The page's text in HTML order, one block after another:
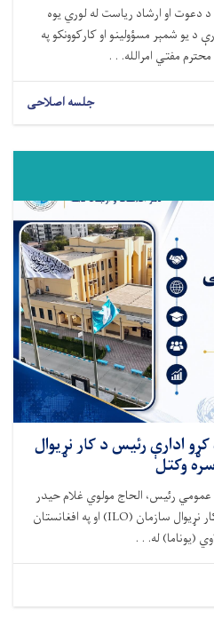
دعوت او ارشاد ریاست له لوري یوه
د یو شمېر مسؤولینو او کارکوونکو په
مفتي امرالله. . .
جلسه اصلاحی
ادارې رئیس د کار نړیوال
سره وکتل
رئیس، الحاج مولوي غلام حیدر
شهامت، په خپل کاري دفتر کې د کار نړیوال سازمان (ILO) او په افغانستان
(یوناما) له. . .